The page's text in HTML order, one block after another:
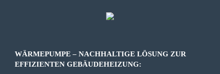
WÄRMEPUMPE – NACHHALTIGE LÖSUNG ZUR
EFFIZIENTEN GEBÄUDEHEIZUNG: